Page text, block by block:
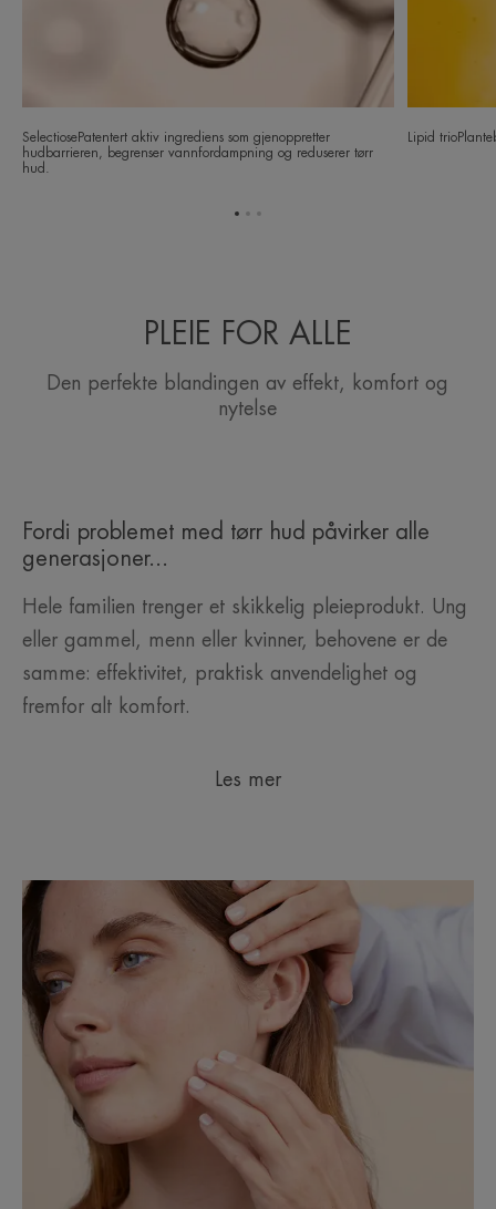
SelectiosePatentert aktiv ingrediens som gjenoppretter
hudbarrieren, begrenser vannfordampning og reduserer tørr
hud.
Lipid
PLEIE FOR ALLE
Den perfekte blandingen av effekt, komfort og
nytelse
Fordi problemet med tørr hud påvirker alle
generasjoner...
Hele familien trenger et skikkelig pleieprodukt. Ung
eller gammel, menn eller kvinner, behovene er de
samme: effektivitet, praktisk anvendelighet og
fremfor alt komfort.
Les mer